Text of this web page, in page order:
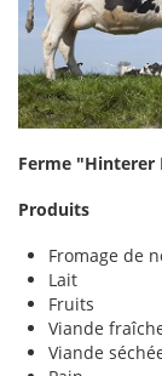
Ferme "Hinterer
Produits
Fromage de
Lait
Fruits
Viande
Viande